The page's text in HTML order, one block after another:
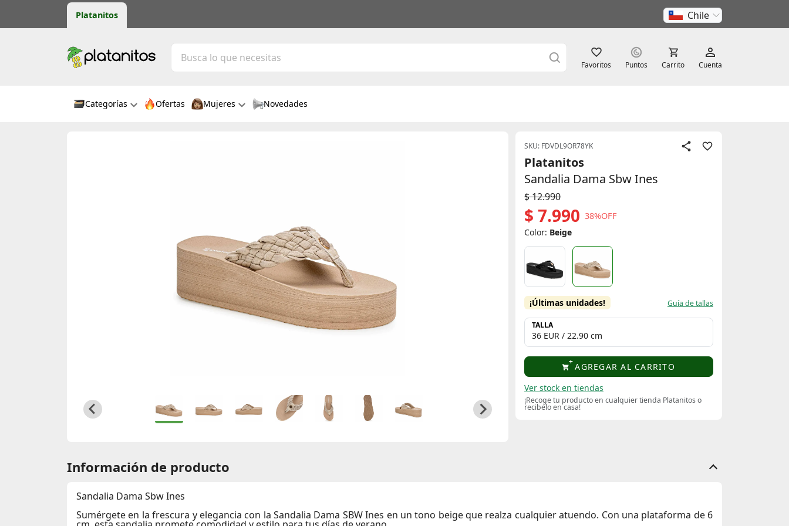
Platanitos Chile
Favoritos Puntos Carrito Cuenta
Categorías Ofertas Mujeres Novedades
SKU: FDVDL9OR78YK
Platanitos
Sandalia Dama Sbw Ines
$ 12.990
$ 7.990 38%OFF
Color: Beige
¡Últimas unidades! Guía de tallas
TALLA
AGREGAR AL CARRITO
Ver stock en tiendas
¡Recoge tu producto en cualquier tienda Platanitos o
recibelo en casa!
Información de producto
Sandalia Dama Sbw Ines
Sumérgete en la frescura y elegancia con la Sandalia Dama SBW Ines en un tono beigeque realza cualquier atuendo. Con una plataforma de 6